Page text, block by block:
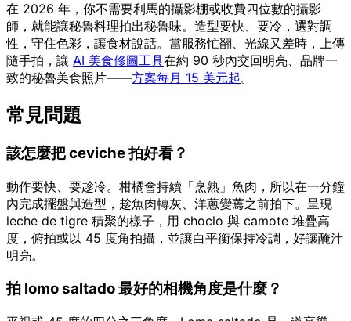
在 2026 年，你不需要利馬的攝影棚或收費四位數的攝影
師，就能讓秘魯料理拍出秘魯味。造型要快、要冷，選對調
性，守住色彩，讓食材說話。當服務忙翻、光線又差時，上傳
隨手拍，讓 AI 美食修圖工具在約 90 秒內交回明亮、品牌一
致的秘魯美食照片——方案每月 15 美元起。
常見問題
該怎麼把 ceviche 拍好看？
動作要快、要趁冷。柑橘會持續「烹熟」魚肉，所以在一分鐘
內完成擺盤與造型，趁魚肉轉灰、洋蔥變蔫之前拍下。呈現
leche de tigre 積聚的樣子，用 choclo 與 camote 堆疊高
度，俯拍或以 45 度角拍攝，並讓白平衡保持冷調，好讓醃汁
明亮。
拍 lomo saltado 最好的相機角度是什麼？